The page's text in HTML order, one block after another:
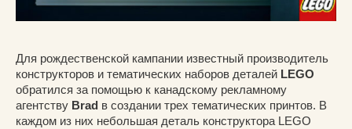
Для рождественской кампании известный производитель
конструкторов и тематических наборов деталей LEGO
обратился за помощью к канадскому рекламному
агентству Brad в создании трех тематических принтов. В
каждом из них небольшая деталь конструктора LEGO